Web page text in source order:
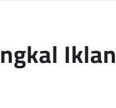
Iklan